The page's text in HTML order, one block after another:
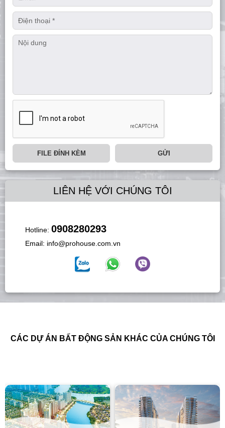
FILE ĐÍNH KÈM GỬI
LIÊN HỆ VỚI CHÚNG TÔI
Hotline: 0908280293
Email: info@prohouse.com.vn
CÁC DỰ ÁN BẤT ĐỘNG SẢN KHÁC CỦA CHÚNG TÔI